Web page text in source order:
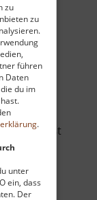
zu
zu
führen
Daten
du im
.
unter
ein, dass
Der
dieser
einem
und fließt
gut
»